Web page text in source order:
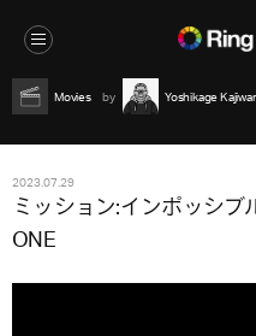
Movies Yoshikage
2023.07.29
ミッション:インポッシ
ONE